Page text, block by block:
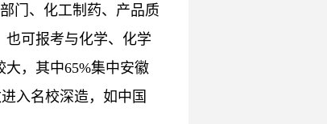
门、化工制药、产品质
可报考与化学、化学
，其中65%集中安徽
入名校深造，如中国